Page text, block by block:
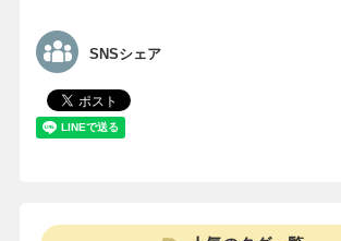
SNSシェア